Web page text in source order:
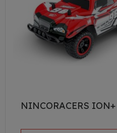
NINCORACERS ION+